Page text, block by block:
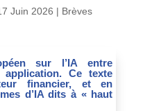
Juin 2026 | Brèves
sur l’IA entre
application. Ce texte
financier, et en
d’IA dits à « haut